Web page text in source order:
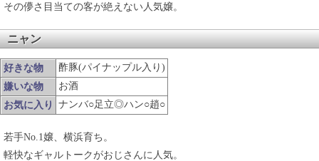
その儚さ目当ての客が絶えない人気嬢。
ニャン
好きな物
酢豚(パイナップル入り)
嫌いな物
お酒
お気に入り
ナンバ○足立◎ハン○趙○
若手No.1嬢、横浜育ち。
軽快なギャルトークがおじさんに人気。